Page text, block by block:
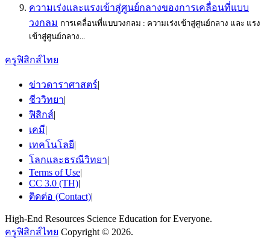
ความเร่งและแรงเข้าสู่ศูนย์กลางของการเคลื่อนที่แบบ
วงกลม การเคลื่อนที่แบบวงกลม : ความเร่งเข้าสู่ศูนย์กลาง และ แรง
เข้าสู่ศูนย์กลาง...
ครูฟิสิกส์ไทย
ข่าวดาราศาสตร์|
ชีววิทยา|
ฟิสิกส์|
เคมี|
เทคโนโลยี|
โลกและธรณีวิทยา|
Terms of Use|
CC 3.0 (TH)|
ติดต่อ (Contact)|
High-End Resources Science Education for Everyone.
ครูฟิสิกส์ไทย Copyright © 2026.